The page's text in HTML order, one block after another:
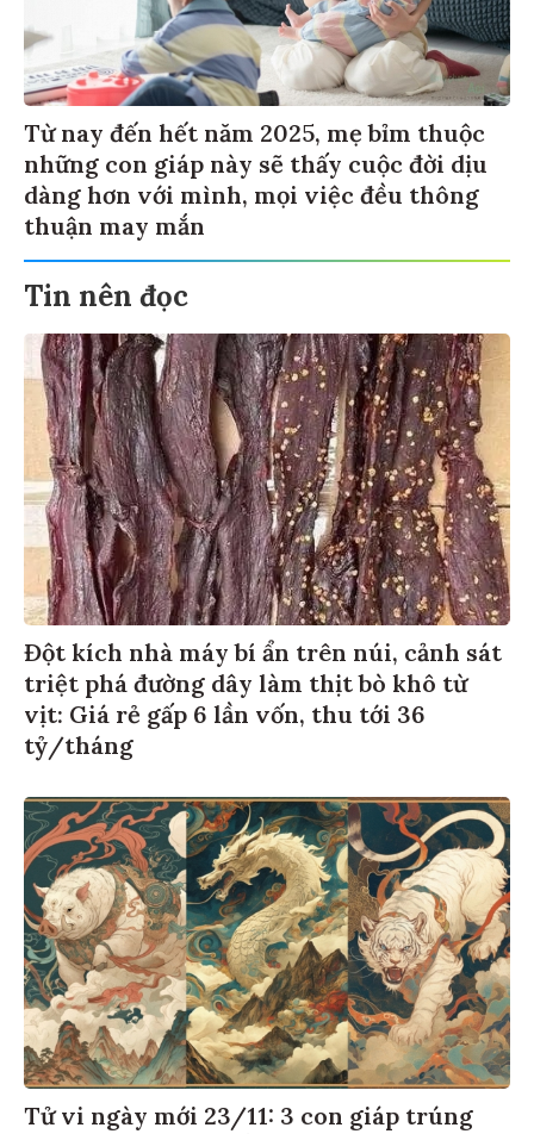
Từ nay đến hết năm 2025, mẹ bỉm thuộc
những con giáp này sẽ thấy cuộc đời dịu
dàng hơn với mình, mọi việc đều thông
thuận may mắn
Tin nên đọc
Đột kích nhà máy bí ẩn trên núi, cảnh sát
triệt phá đường dây làm thịt bò khô từ
vịt: Giá rẻ gấp 6 lần vốn, thu tới 36
tỷ/tháng
Tử vi ngày mới 23/11: 3 con giáp trúng